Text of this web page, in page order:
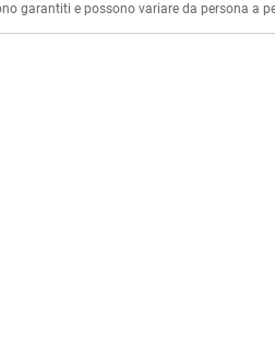
garantiti e possono variare da persona a